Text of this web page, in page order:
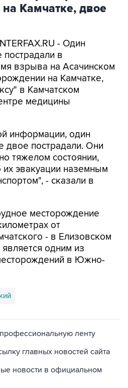
Камчатке, двое
- Один
пострадали в
взрыва на Асачинском
на Камчатке,
в Камчатском
медицины
информации, один
двое пострадали. Они
тяжелом состоянии,
эвакуации наземным
- сказали в
месторождение
от
- в Елизовском
одним из
в Южно-
ленту
главных новостей сайта
новости в официальном